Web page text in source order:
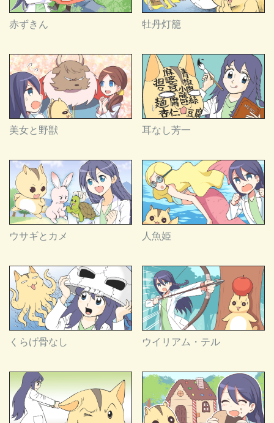
赤ずきん 牡丹灯籠
美女と野獣 耳なし芳一
ウサギとカメ 人魚姫
くらげ骨なし ウイリアム・テル